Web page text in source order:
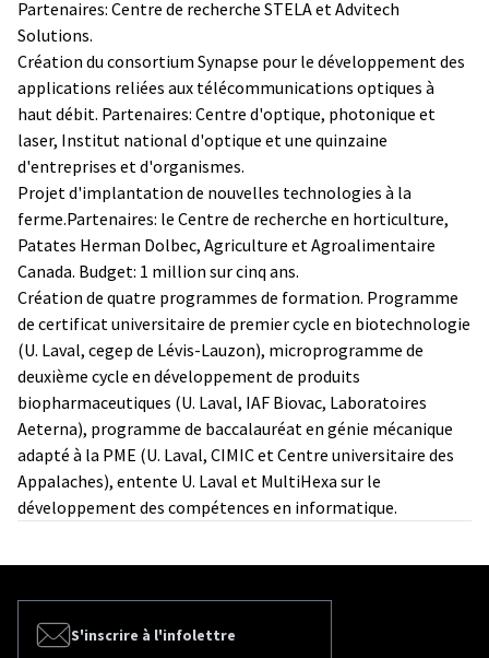
Partenaires: Centre de recherche STELA et Advitech
Solutions.
Création du consortium Synapse pour le développement des
applications reliées aux télécommunications optiques à
haut débit. Partenaires: Centre d'optique, photonique et
laser, Institut national d'optique et une quinzaine
d'entreprises et d'organismes.
Projet d'implantation de nouvelles technologies à la
ferme.Partenaires: le Centre de recherche en horticulture,
Patates Herman Dolbec, Agriculture et Agroalimentaire
Canada. Budget: 1 million sur cinq ans.
Création de quatre programmes de formation. Programme
de certificat universitaire de premier cycle en biotechnologie
(U. Laval, cegep de Lévis-Lauzon), microprogramme de
deuxième cycle en développement de produits
biopharmaceutiques (U. Laval, IAF Biovac, Laboratoires
Aeterna), programme de baccalauréat en génie mécanique
adapté à la PME (U. Laval, CIMIC et Centre universitaire des
Appalaches), entente U. Laval et MultiHexa sur le
développement des compétences en informatique.
S'inscrire à l'infolettre